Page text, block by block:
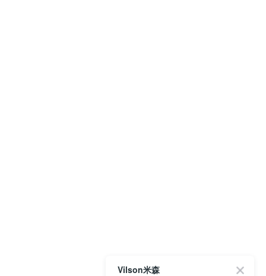
Vilson米森